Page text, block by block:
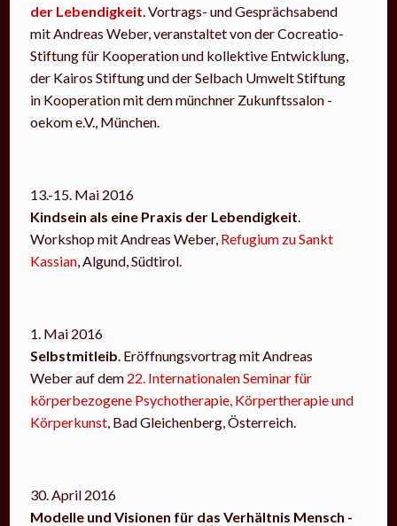
der Lebendigkeit . Vortrags- und Gesprächsabend
mit Andreas Weber, veranstaltet von der Cocreatio-
Stiftung für Kooperation und kollektive Entwicklung,
der Kairos Stiftung und der Selbach Umwelt Stiftung
in Kooperation mit dem münchner Zukunftssalon -
oekom e.V., München.
13.-15. Mai 2016
Kindsein als eine Praxis der Lebendigkeit
Workshop mit Andreas Weber, Refugium zu Sankt
Kassian , Algund, Südtirol.
1. Mai 2016
Selbstmitleib . Eröffnungsvortrag mit Andreas
Weber auf dem 22. Internationalen Seminar für
körperbezogene Psychotherapie, Körpertherapie und
Körperkunst , Bad Gleichenberg, Österreich.
30. April 2016
Modelle und Visionen für das Verhältnis Mensch -